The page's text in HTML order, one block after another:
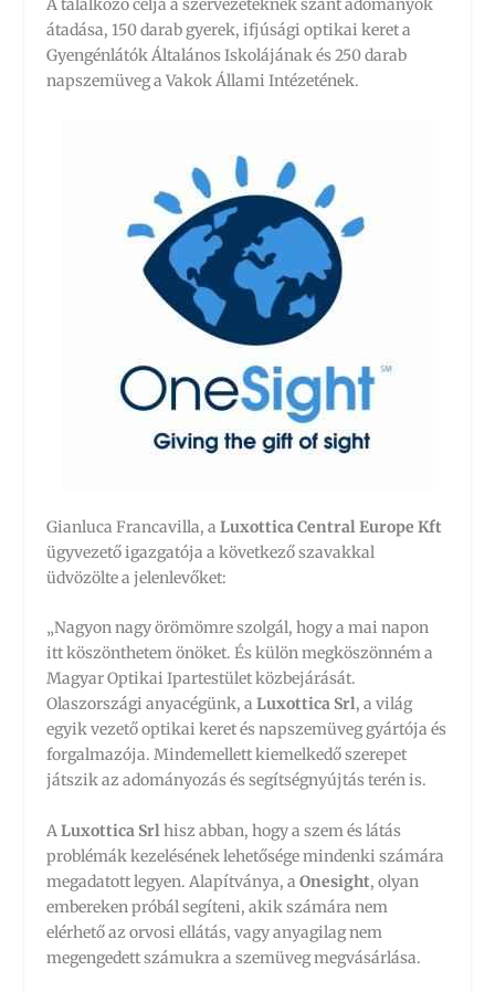
A találkozó célja a szervezeteknek szánt adományok
átadása, 150 darab gyerek, ifjúsági optikai keret a
Gyengénlátók Általános Iskolájának és 250 darab
napszemüveg a Vakok Állami Intézetének.
Gianluca Francavilla, aLuxottica Central Europe Kft
ügyvezető igazgatója a következő szavakkal
üdvözölte a jelenlevőket:
„Nagyon nagy örömömre szolgál, hogy a mai napon
itt köszönthetem önöket. És külön megköszönném a
Magyar Optikai Ipartestület közbejárását.
Olaszországi anyacégünk, aLuxottica Srl, a világ
egyik vezető optikai keret és napszemüveg gyártója és
forgalmazója. Mindemellett kiemelkedő szerepet
játszik az adományozás és segítségnyújtás terén is.
ALuxottica Srlhisz abban, hogy a szem és látás
problémák kezelésének lehetősége mindenki számára
megadatott legyen. Alapítványa, aOnesight, olyan
embereken próbál segíteni, akik számára nem
elérhető az orvosi ellátás, vagy anyagilag nem
megengedett számukra a szemüveg megvásárlása.